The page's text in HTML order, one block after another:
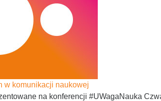
w komunikacji naukowej
na konferencji #UWagaNauka